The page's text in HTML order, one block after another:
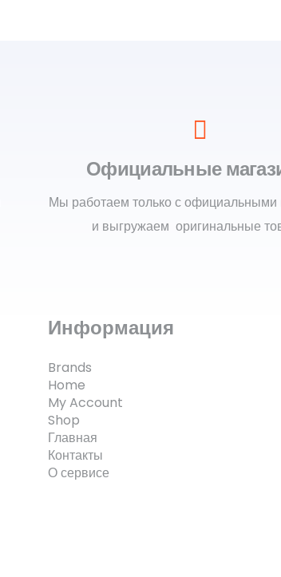
Официальные
Мы работаем только с официальными
и выгружаем оригинальные
Информация
Brands
Home
My Account
Shop
Главная
Контакты
О сервисе